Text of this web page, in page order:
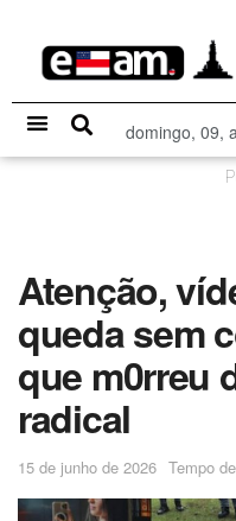
domingo, 09,
Atenção,
queda sem
que m0rreu
radical
15 de junho de 2026 Tempo